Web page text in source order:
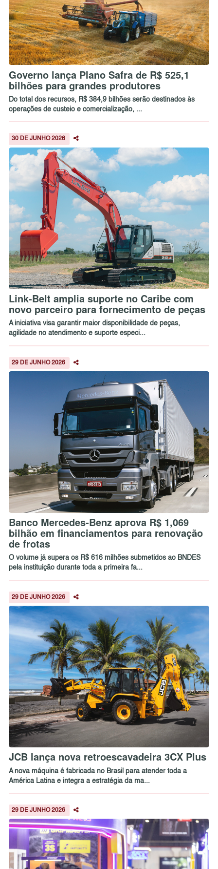
Governo lança Plano Safra de R$ 525,1
bilhões para grandes produtores
Do total dos recursos, R$ 384,9 bilhões serão destinados às
operações de custeio e comercialização, ...
30 DE JUNHO 2026
Link-Belt amplia suporte no Caribe com
novo parceiro para fornecimento de peças
A iniciativa visa garantir maior disponibilidade de peças,
agilidade no atendimento e suporte especi...
29 DE JUNHO 2026
Banco Mercedes-Benz aprova R$ 1,069
bilhão em financiamentos para renovação
de frotas
O volume já supera os R$ 616 milhões submetidos ao BNDES
pela instituição durante toda a primeira fa...
29 DE JUNHO 2026
JCB lança nova retroescavadeira 3CX Plus
A nova máquina é fabricada no Brasil para atender toda a
América Latina e integra a estratégia da ma...
29 DE JUNHO 2026